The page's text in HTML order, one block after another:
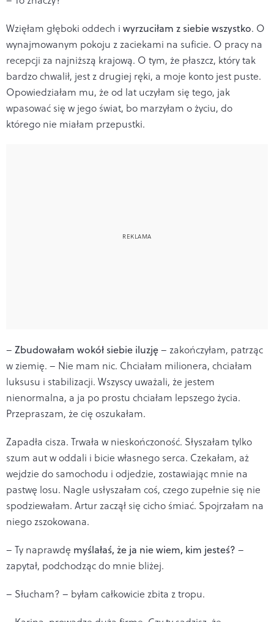
Wzięłam głęboki oddech i wyrzuciłam z siebie wszystko. O
wynajmowanym pokoju z zaciekami na suficie. O pracy na
recepcji za najniższą krajową. O tym, że płaszcz, który tak
bardzo chwalił, jest z drugiej ręki, a moje konto jest puste.
Opowiedziałam mu, że od lat uczyłam się tego, jak
wpasować się w jego świat, bo marzyłam o życiu, do
którego nie miałam przepustki.
– Zbudowałam wokół siebie iluzję– zakończyłam, patrząc
w ziemię. – Nie mam nic. Chciałam milionera, chciałam
luksusu i stabilizacji. Wszyscy uważali, że jestem
nienormalna, a ja po prostu chciałam lepszego życia.
Przepraszam, że cię oszukałam.
Zapadła cisza. Trwała w nieskończoność. Słyszałam tylko
szum aut w oddali i bicie własnego serca. Czekałam, aż
wejdzie do samochodu i odjedzie, zostawiając mnie na
pastwę losu. Nagle usłyszałam coś, czego zupełnie się nie
spodziewałam. Artur zaczął się cicho śmiać. Spojrzałam na
niego zszokowana.
– Ty naprawdę myślałaś, że ja nie wiem, kim jesteś? –
zapytał, podchodząc do mnie bliżej.
– Słucham? – byłam całkowicie zbita z tropu.